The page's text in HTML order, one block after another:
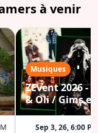
à venir
Musiques
ZEvent 2026 -
& Oli / Gims
Sep 3, 26, 6:00 PM